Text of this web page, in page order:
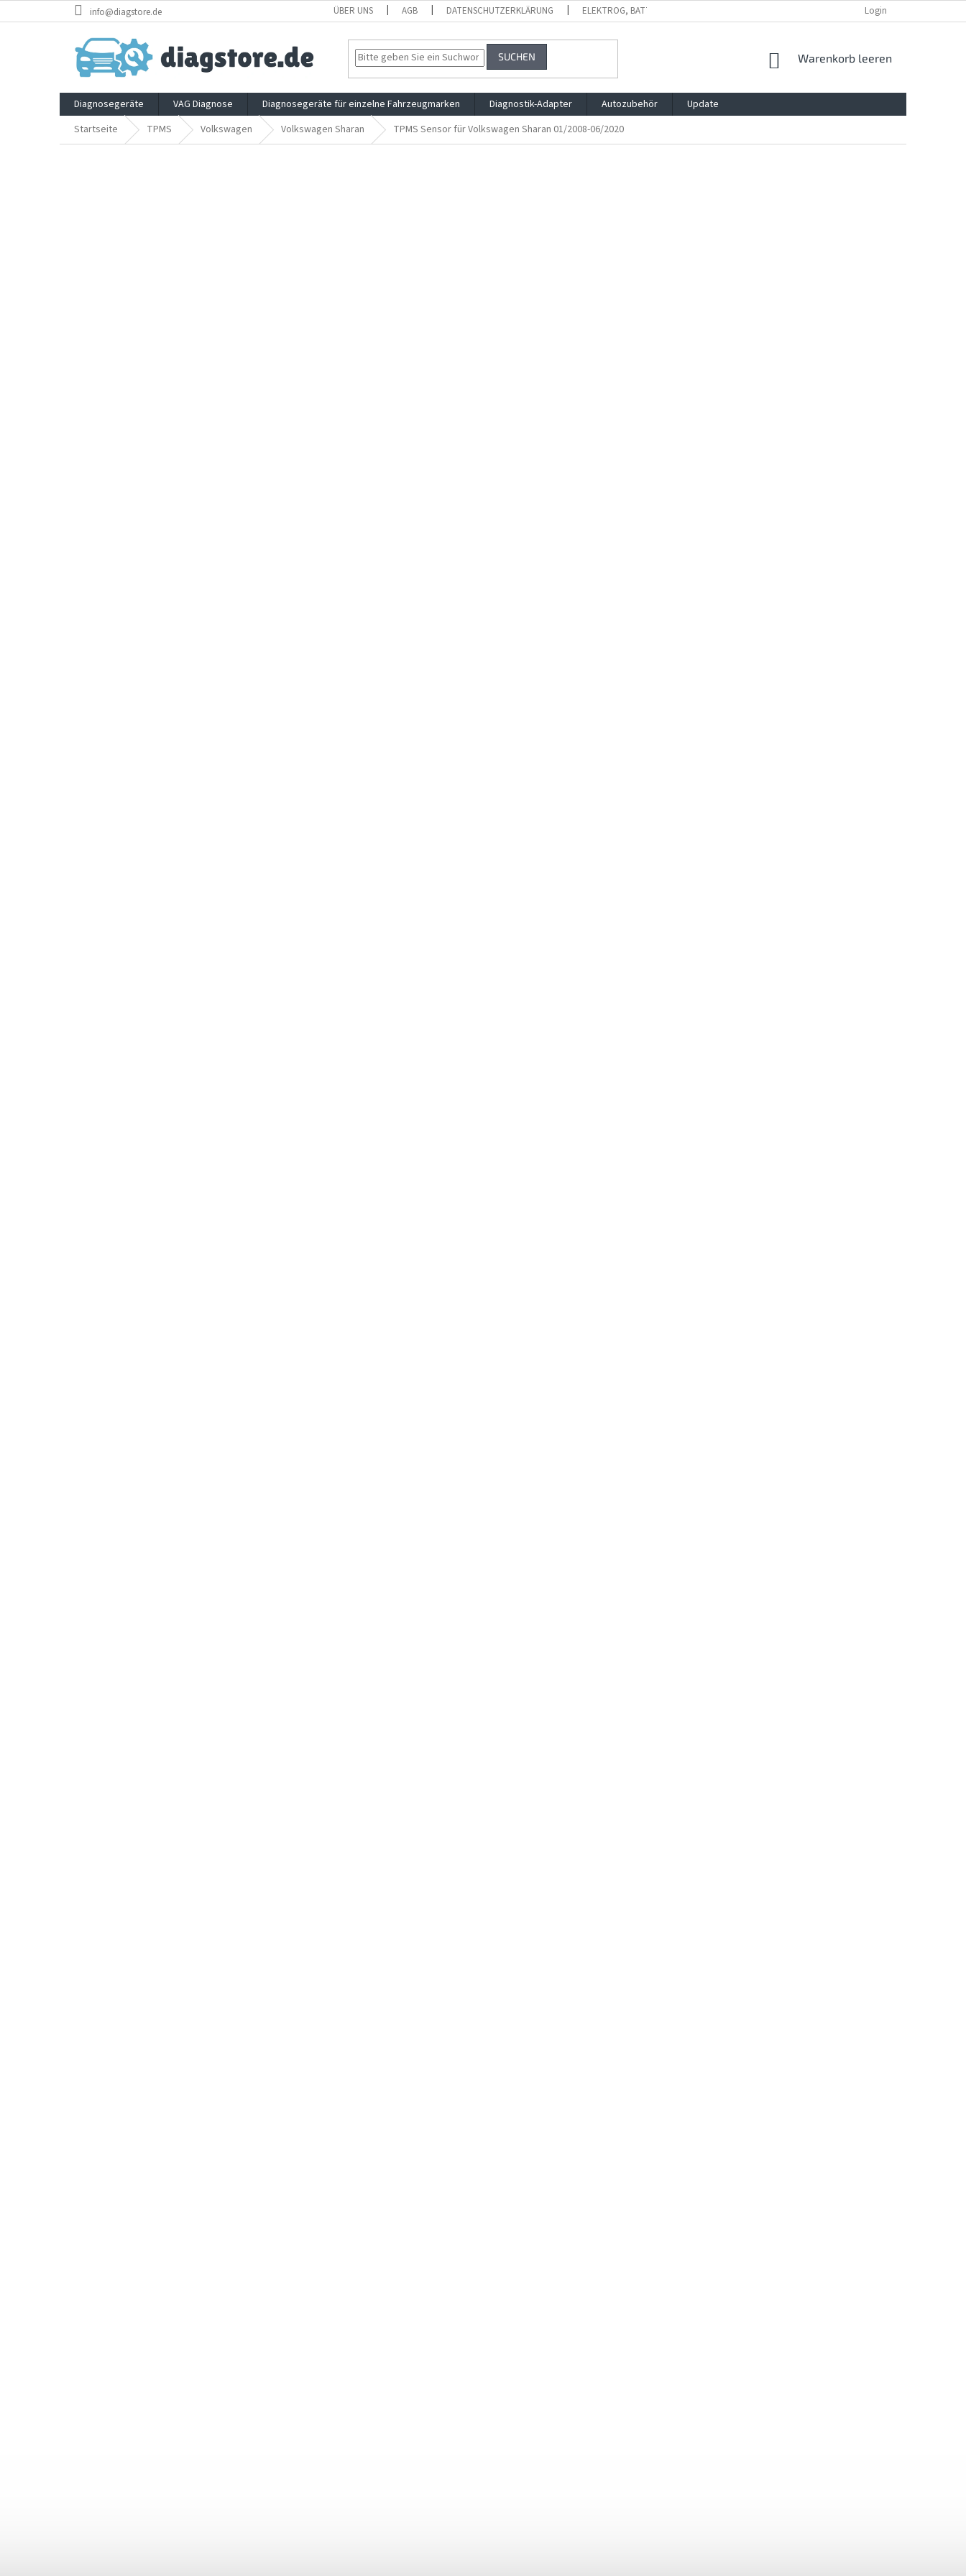
Inhalt
info@diagstore.de ÜBER UNS AGB DATENSCHUTZERKLÄRUNG ELEKTROG, BATTG, VERPACKG REKLAMATION UND WIDDERRUFSRECHT
Login
SUCHEN WARENKORB
Warenkorb leeren
Diagnosegeräte VAG Diagnose Diagnosegeräte für einzelne Fahrzeugmarken Diagnostik-Adapter Autozubehör
Update
Startseite
TPMS Volkswagen Volkswagen Sharan TPMS Sensor für Volkswagen Sharan 01/2008-06/2020